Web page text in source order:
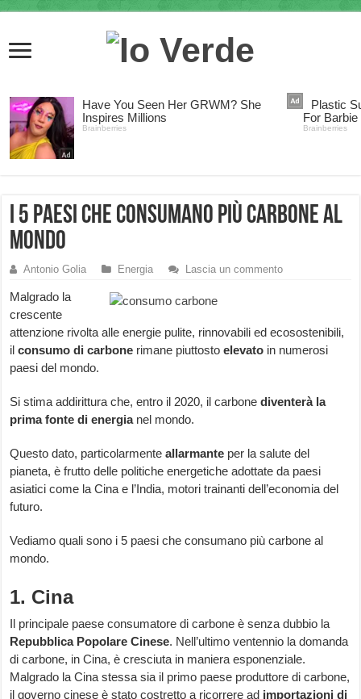
I 5 paesi che consumano più carbone al
mondo
Antonio Golia Energia Lascia un commento
Malgrado la
crescente
attenzione rivolta alle energie pulite, rinnovabili ed ecosostenibili,
ilconsumo di carbone rimane piuttostoelevato in numerosi
paesi del mondo.
Si stima addirittura che, entro il 2020, il carbonediventerà la
prima fonte di energianel mondo.
Questo dato, particolarmenteallarmante per la salute del
pianeta, è frutto delle politiche energetiche adottate da paesi
asiatici come la Cina e l’India, motori trainanti dell’economia del
futuro.
Vediamo quali sono i 5 paesi che consumano più carbone al
mondo.
1. Cina
Il principale paese consumatore di carbone è senza dubbio la
Repubblica Popolare Cinese. Nell’ultimo ventennio la domanda
di carbone, in Cina, è cresciuta in maniera esponenziale.
Malgrado la Cina stessa sia il primo paese produttore di carbone,
il governo cinese è stato costretto a ricorrere ad importazioni di